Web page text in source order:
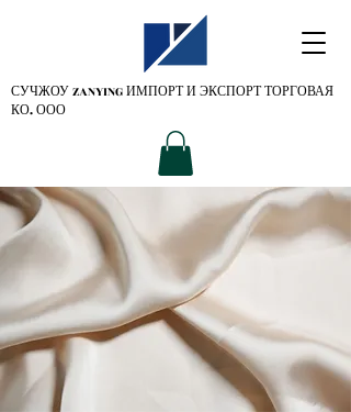
СУЧЖОУ ZANYINGИМПОРТ И ЭКСПОРТ ТОРГОВАЯ
КО. ООО